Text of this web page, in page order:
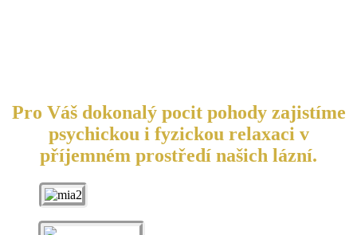
Pro Váš dokonalý pocit pohody zajistíme
psychickou i fyzickou relaxaci v
příjemném prostředí našich lázní.